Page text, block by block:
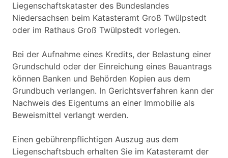
Liegenschaftskataster des Bundeslandes
Niedersachsen beim Katasteramt Groß Twülpstedt
oder im Rathaus Groß Twülpstedt vorlegen.
Bei der Aufnahme eines Kredits, der Belastung einer
Grundschuld oder der Einreichung eines Bauantrags
können Banken und Behörden Kopien aus dem
Grundbuch verlangen. In Gerichtsverfahren kann der
Nachweis des Eigentums an einer Immobilie als
Beweismittel verlangt werden.
Einen gebührenpflichtigen Auszug aus dem
Liegenschaftsbuch erhalten Sie im Katasteramt der